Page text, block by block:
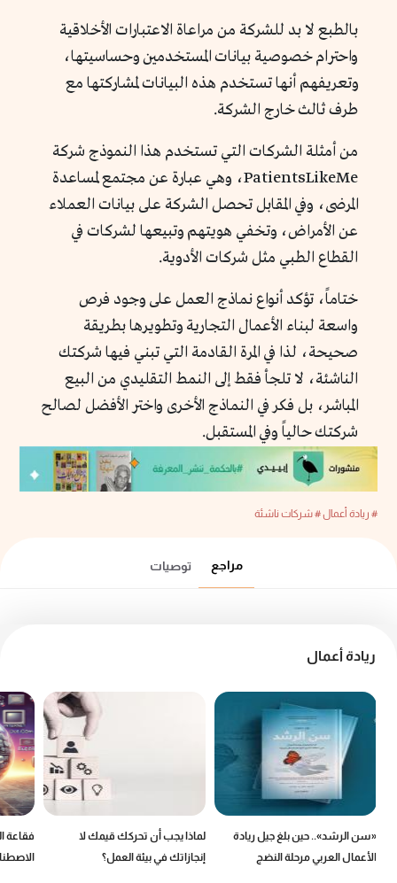
بالطبع لا بد للشركة من مراعاة الاعتبارات الأخلاقية
واحترام خصوصية بيانات المستخدمين وحساسيتها،
وتعريفهم أنها تستخدم هذه البيانات لمشاركتها مع
طرف ثالث خارج الشركة.
من أمثلة الشركات التي تستخدم هذا النموذج شركة
PatientsLikeMe، وهي عبارة عن مجتمع لمساعدة
المرضى، وفي المقابل تحصل الشركة على بيانات العملاء
عن الأمراض، وتخفي هويتهم وتبيعها لشركات في
القطاع الطبي مثل شركات الأدوية.
ختاماً، تؤكد أنواع نماذج العمل على وجود فرص
واسعة لبناء الأعمال التجارية وتطويرها بطريقة
صحيحة، لذا في المرة القادمة التي تبني فيها شركتك
الناشئة، لا تلجأ فقط إلى النمط التقليدي من البيع
المباشر، بل فكر في النماذج الأخرى واختر الأفضل لصالح
شركتك حالياً وفي المستقبل.
# ريادة أعمال# شركات ناشئة
مراجع توصيات
ريادة أعمال
«سن الرشد».. حين بلغ جيل ريادة
الأعمال العربي مرحلة النضج
لماذا يجب أن تحركك قيمك لا
إنجازاتك في بيئة العمل؟
فقاعة